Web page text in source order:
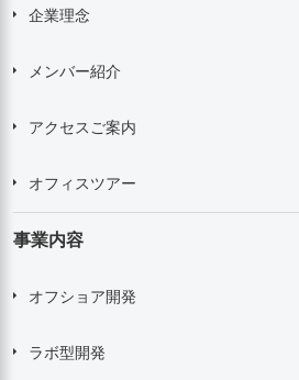
企業理念
メンバー紹介
アクセスご案内
オフィスツアー
事業内容
オフショア開発
ラボ型開発